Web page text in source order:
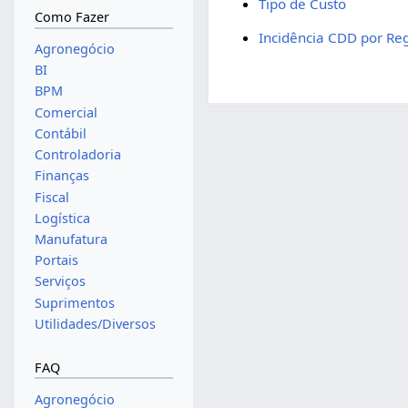
Incidência CDD por
Como Fazer
Agronegócio
BI
BPM
Comercial
Contábil
Controladoria
Finanças
Fiscal
Logística
Manufatura
Portais
Serviços
Suprimentos
Utilidades/Diversos
FAQ
Agronegócio